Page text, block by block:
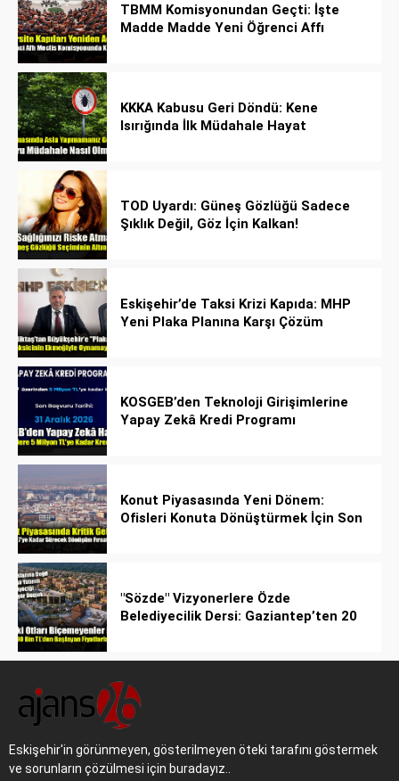
TBMM Komisyonundan Geçti: İşte
Madde Madde Yeni Öğrenci Affı
KKKA Kabusu Geri Döndü: Kene
Isırığında İlk Müdahale Hayat
TOD Uyardı: Güneş Gözlüğü Sadece
Şıklık Değil, Göz İçin Kalkan!
Eskişehir’de Taksi Krizi Kapıda: MHP
Yeni Plaka Planına Karşı Çözüm
KOSGEB’den Teknoloji Girişimlerine
Yapay Zekâ Kredi Programı
Konut Piyasasında Yeni Dönem:
Ofisleri Konuta Dönüştürmek İçin Son
"Sözde" Vizyonerlere Özde
Belediyecilik Dersi: Gaziantep’ten 20
Eskişehir'in görünmeyen, gösterilmeyen öteki tarafını göstermek
ve sorunların çözülmesi için buradayız..